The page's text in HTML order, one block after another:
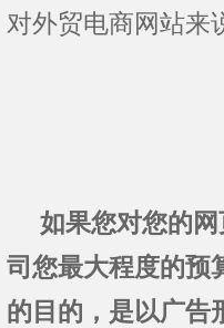
对外贸电商网站来
如果您对您的
司您最大程度的预
的目的，是以广告